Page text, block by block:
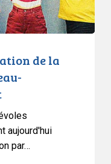
de la
aujourd'hui
par…